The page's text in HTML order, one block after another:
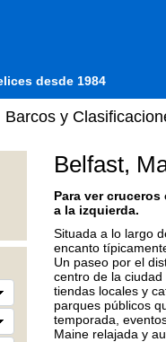
desde 1984
Barcos y
Belfast,
Para ver
a la izquierda.
Situada a lo largo
encanto
Un paseo por el
centro de la
tiendas locales y
parques públicos
temporada,
Maine relajada y